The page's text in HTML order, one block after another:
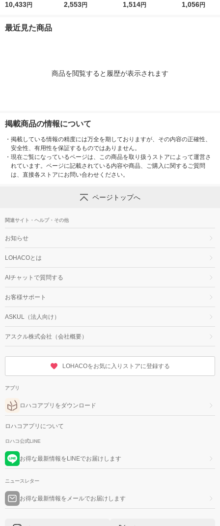
10,433円
ク 1個（直送品）
2,553円
ライトNSKL150 7445
1,514円
型ＬＥＤヘッ
1,056円
最近見た商品
商品を閲覧すると履歴が表示されます
掲載商品の情報について
・ 掲載している情報の精度には万全を期しておりますが、その内容の正確性、
安全性、有用性を保証するものではありません。
・ 現在ご覧になっているページは、この商品を取り扱うストアによって運営さ
れています。ページに記載されている内容や商品、ご購入に関するご質問
は、直接各ストアにお問い合わせください。
ページトップへ
関連サイト・ヘルプ・その他
お知らせ
LOHACOとは
AIチャットで質問する
お客様サポート
ASKUL（法人向け）
アスクル株式会社（会社概要）
LOHACOをお気に入りストアに登録する
アプリ
ロハコアプリをダウンロード
ロハコアプリについて
ロハコ公式LINE
お得な最新情報をLINEでお届けします
ニュースレター
お得な最新情報をメールでお届けします